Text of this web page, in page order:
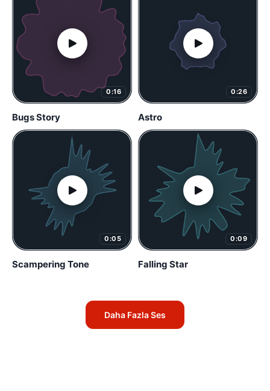
0:16
Bugs Story
0:26
Astro
0:05
Scampering Tone
0:09
Falling Star
Daha Fazla Ses